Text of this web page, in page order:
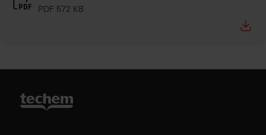
PDF 572 KB